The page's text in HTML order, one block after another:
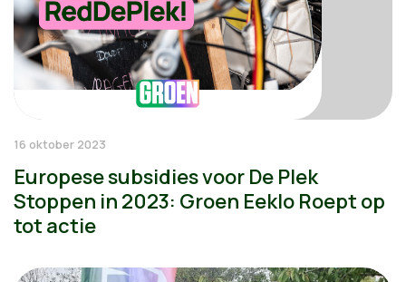
16 oktober 2023
Europese subsidies voor De Plek
Stoppen in 2023: Groen Eeklo Roept op
tot actie